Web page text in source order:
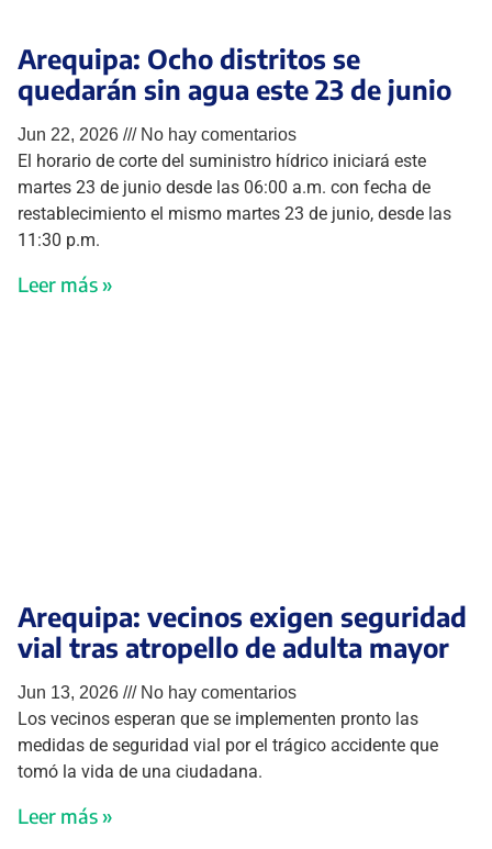
Arequipa: Ocho distritos se
quedarán sin agua este 23 de junio
Jun 22, 2026 No hay comentarios
El horario de corte del suministro hídrico iniciará este
martes 23 de junio desde las 06:00 a.m. con fecha de
restablecimiento el mismo martes 23 de junio, desde las
11:30 p.m.
Leer más »
Arequipa: vecinos exigen seguridad
vial tras atropello de adulta mayor
Jun 13, 2026 No hay comentarios
Los vecinos esperan que se implementen pronto las
medidas de seguridad vial por el trágico accidente que
tomó la vida de una ciudadana.
Leer más »